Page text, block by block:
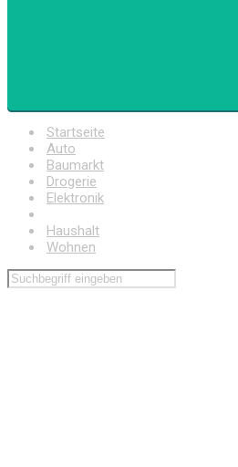
Startseite
Auto
Baumarkt
Drogerie
Elektronik
Haushalt
Wohnen